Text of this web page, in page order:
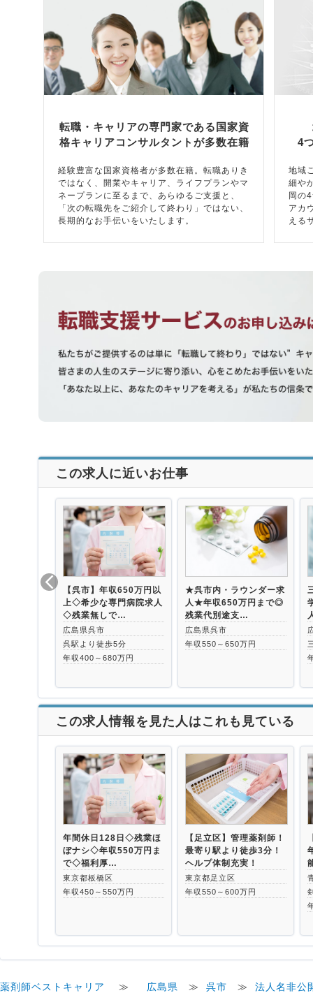
転職・キャリアの専門家である国家資
格キャリアコンサルタントが多数在籍
経験豊富な国家資格者が多数在籍。転職ありき
ではなく、開業やキャリア、ライフプランやマ
ネープランに至るまで、あらゆるご支援と、
「次の転職先をご紹介して終わり」ではない、
長期的なお手伝いをいたします。
4
地域
細や
岡の
アカ
える
この求人に近いお仕事
【呉市】年収650万円以
上◇希少な専門病院求人
◇残業無しで…
広島県呉市
呉駅より徒歩5分
年収400～680万円
★呉市内・ラウンダー求
人★年収650万円まで◎
残業代別途支…
広島県呉市
年収550～650万円
この求人情報を見た人はこれも見ている
年間休日128日◇残業ほ
ぼナシ◇年収550万円ま
で◇福利厚…
東京都板橋区
年収450～550万円
【足立区】管理薬剤師！
最寄り駅より徒歩3分！
ヘルプ体制充実！
東京都足立区
年収550～600万円
薬剤師ベストキャリア ≫ 広島県 ≫ 呉市 ≫ 法人名非公